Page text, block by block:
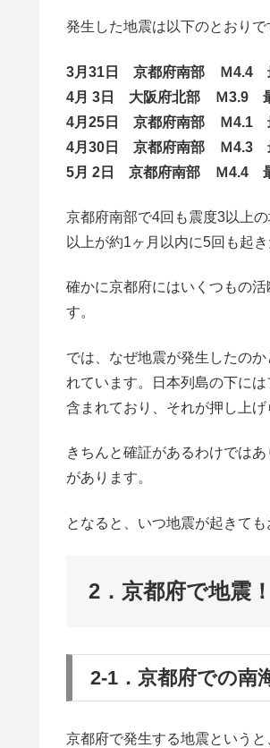
発生した地震は以下のとおりで
3月31日 京都府南部 Ｍ4.4
4月 3日 大阪府北部 Ｍ3.9
4月25日 京都府南部 Ｍ4.1
4月30日 京都府南部 Ｍ4.3
5月 2日 京都府南部 Ｍ4.4
京都府南部で4回も震度3以上
以上が約1ヶ月以内に5回も起
確かに京都府にはいくつもの
す。
では、なぜ地震が発生したの
れています。日本列島の下に
含まれており、それが押し上
きちんと確証があるわけでは
があります。
となると、いつ地震が起きても
2．京都府で地震
2-1．京都府での南
京都府で発生する地震という